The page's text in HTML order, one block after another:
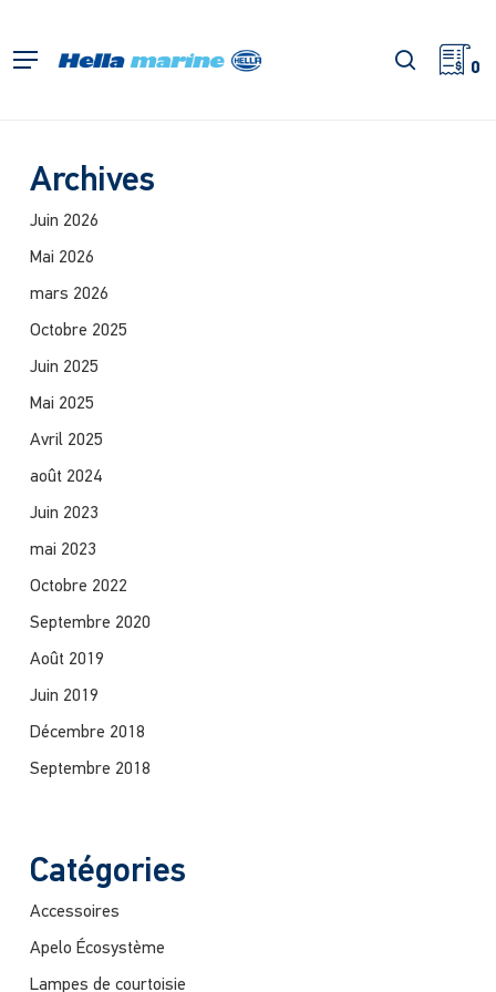
l'accueil
Menu 0
Archives
Juin 2026
Mai 2026
mars 2026
Octobre 2025
Juin 2025
Mai 2025
Avril 2025
août 2024
Juin 2023
mai 2023
Octobre 2022
Septembre 2020
Août 2019
Juin 2019
Décembre 2018
Septembre 2018
Catégories
Accessoires
Apelo Écosystème
Lampes de courtoisie